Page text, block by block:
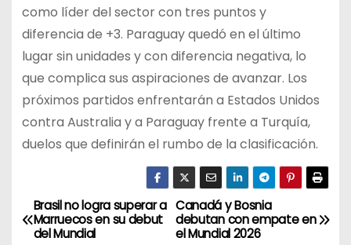
como líder del sector con tres puntos y
diferencia de +3. Paraguay quedó en el último
lugar sin unidades y con diferencia negativa, lo
que complica sus aspiraciones de avanzar. Los
próximos partidos enfrentarán a Estados Unidos
contra Australia y a Paraguay frente a Turquía,
duelos que definirán el rumbo de la clasificación.
N
Canadá y Bosnia
debutan con empate en
el Mundial 2026
Brasil no logra superar a
Marruecos en su debut
del Mundial